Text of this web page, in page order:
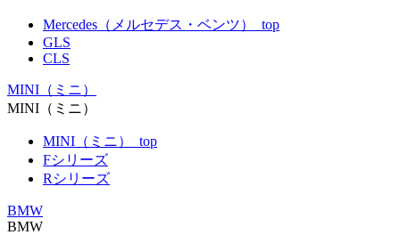
Mercedes（メルセデス・ベンツ）_top
GLS
CLS
MINI（ミニ）
MINI（ミニ）
MINI（ミニ）_top
Fシリーズ
Rシリーズ
BMW
BMW